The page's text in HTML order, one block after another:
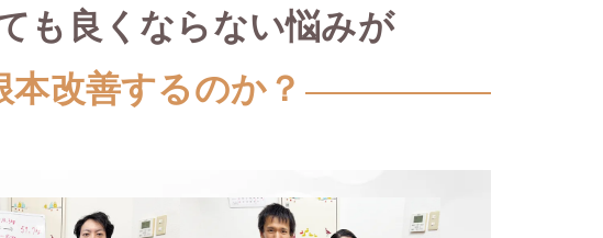
も良くならない悩みが
改善するのか？